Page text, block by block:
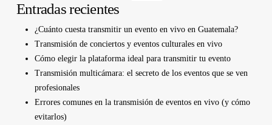
Entradas recientes
¿Cuánto cuesta transmitir un evento en vivo en Guatemala?
Transmisión de conciertos y eventos culturales en vivo
Cómo elegir la plataforma ideal para transmitir tu evento
Transmisión multicámara: el secreto de los eventos que se ven
profesionales
Errores comunes en la transmisión de eventos en vivo (y cómo
evitarlos)